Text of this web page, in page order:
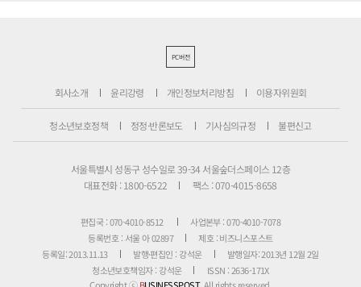
PC버전
회사소개 윤리강령 개인정보처리방침 이용자위원회
청소년보호정책 정정·반론보도 기사심의규정 불편신고
서울특별시 성동구 성수일로 39-34 서울숲더스페이스 12층
대표전화 : 1800-6522
팩스 : 070-4015-8658
편집국 : 070-4010-8512
사업본부 : 070-4010-7078
등록번호 : 서울 아 02897
제호 : 비즈니스포스트
등록일: 2013.11.13
발행·편집인 : 강석운
발행일자: 2013년 12월 2일
청소년보호책임자 : 강석운
ISSN : 2636-171X